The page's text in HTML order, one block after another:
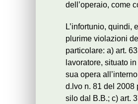
dell’operaio, come
L’infortunio,
plurime violazioni
particolare: a) art.
lavoratore, situato
sua opera
d.lvo n. 81 del 2008
silo dal B.B.; c) art.